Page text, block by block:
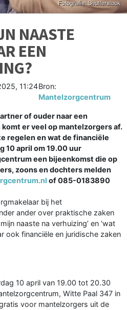
NAASTE
EEN
11:24Bron:
Mantelzorgcentrum
of ouder naar een
er veel op mantelzorgers af.
regelen en wat de financiële
10 april om 19.00 uur
een bijeenkomst die op
zoons en dochters melden
of 085-0183890
bij het
ander over praktische zaken
naaste na verhuizing’ en ‘wat
ook financiële en juridische zaken
10 april van 19.00 tot 20.30
Witte Paal 347 in
voor mantelzorgers uit de